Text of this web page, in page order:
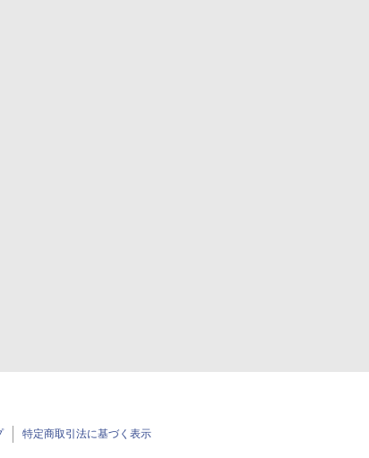
特定商取引法に基づく表示